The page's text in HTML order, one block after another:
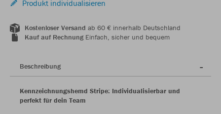
Produkt individualisieren
Kostenloser Versand ab 60 € innerhalb Deutschland
Kauf auf RechnungEinfach, sicher und bequem
Beschreibung
Kennzeichnungshemd Stripe: Individualisierbar und
perfekt für dein Team